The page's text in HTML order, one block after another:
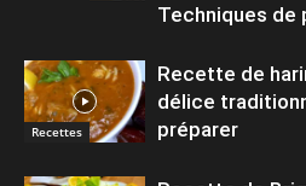
Techniques de
Recettes
Recette de
délice
préparer